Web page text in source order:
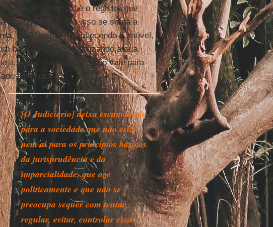
caso de
, não é o registro que
incongruência. E a isso se soma a
, deBrasília , reconhecendo o imóvel,
bem da
e autorizando a sua
o que vale para um não vale para
em outro.
[O Judiciário] deixa escancarado
para a sociedade que não está
nem aí para os princípios básicos
da jurisprudência e da
imparcialidade, que age
politicamente e que não se
preocupa sequer com tentar
regular, evitar, controlar essa